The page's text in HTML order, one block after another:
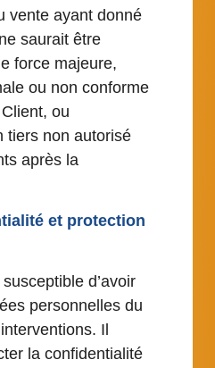
vente ayant donné
saurait être
force majeure,
ou non conforme
ou
tiers non autorisé
après la
et protection
d’avoir
personnelles du
Il
la confidentialité